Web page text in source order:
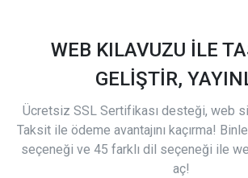
WEB KILAVUZU İLE
GELİŞTİR,
Ücretsiz SSL Sertifikası desteği, web
Taksit ile ödeme avantajını kaçırma!
seçeneği ve 45 farklı dil seçeneği ile
aç!